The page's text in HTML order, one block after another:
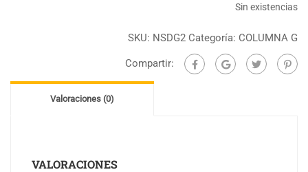
Sin existencias
SKU: NSDG2 Categoría: COLUMNA G
Compartir:
Valoraciones (0)
VALORACIONES